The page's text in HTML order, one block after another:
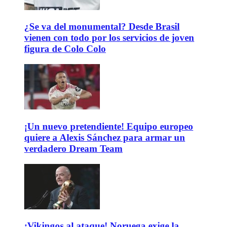
¿Se va del monumental? Desde Brasil
vienen con todo por los servicios de joven
figura de Colo Colo
¡Un nuevo pretendiente! Equipo europeo
quiere a Alexis Sánchez para armar un
verdadero Dream Team